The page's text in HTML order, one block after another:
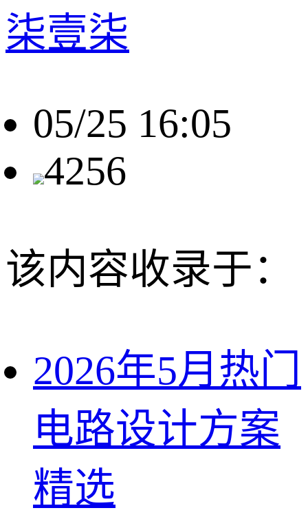
柒壹柒
05/25 16:05
4256
该内容收录于：
2026年5月热门
电路设计方案
精选